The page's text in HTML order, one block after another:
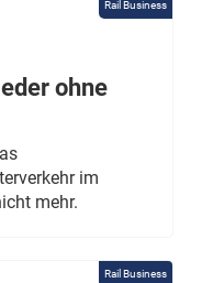
Rail Business
ohne
im
mehr.
Rail Business